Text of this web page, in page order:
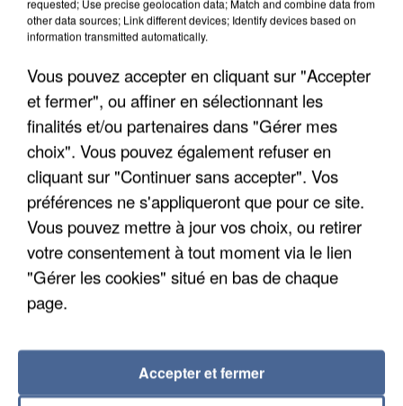
APRÈS TOUTES CES CANICULES, LES REFUGES
DE FAUNE SAUVAGE SONT...
requested; Use precise geolocation data; Match and combine data from
other data sources; Link different devices; Identify devices based on
information transmitted automatically.
Vous pouvez accepter en cliquant sur "Accepter
et fermer", ou affiner en sélectionnant les
finalités et/ou partenaires dans "Gérer mes
choix". Vous pouvez également refuser en
cliquant sur "Continuer sans accepter". Vos
préférences ne s'appliqueront que pour ce site.
Vous pouvez mettre à jour vos choix, ou retirer
votre consentement à tout moment via le lien
"Gérer les cookies" situé en bas de chaque
page.
Accepter et fermer